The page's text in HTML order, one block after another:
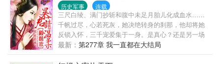
历史军事 连载
三尺白绫、满门抄斩和腹中未足月胎儿化成血水……
千帆过尽，心若死灰，她决绝转身的刹那，他却将她
反锁入怀，三千宠爱集于一身。是真心？还是另一场
阴谋的开始？ 沈氏天瑶，景帝之贵妃，这个历史上谜
一般的女子，有人说她是祸国的妖姬，也有人说，她
最新： 第277章 我一直都在大结局